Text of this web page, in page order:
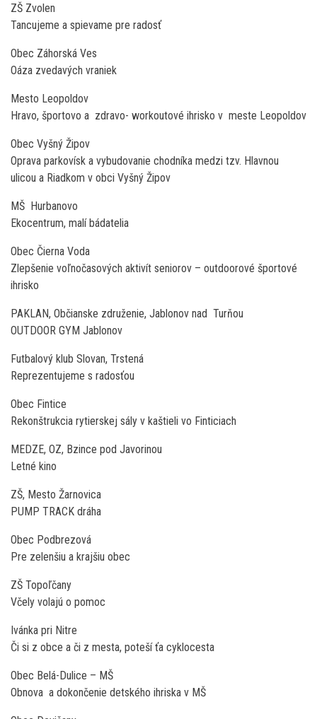
ZŠ Zvolen
Tancujeme a spievame pre radosť
Obec Záhorská Ves
Oáza zvedavých vraniek
Mesto Leopoldov
Hravo, športovo a zdravo- workoutové ihrisko v meste Leopoldov
Obec Vyšný Žipov
Oprava parkovísk a vybudovanie chodníka medzi tzv. Hlavnou
ulicou a Riadkom v obci Vyšný Žipov
MŠ Hurbanovo
Ekocentrum, malí bádatelia
Obec Čierna Voda
Zlepšenie voľnočasových aktivít seniorov – outdoorové športové
ihrisko
PAKLAN, Občianske združenie, Jablonov nad Turňou
OUTDOOR GYM Jablonov
Futbalový klub Slovan, Trstená
Reprezentujeme s radosťou
Obec Fintice
Rekonštrukcia rytierskej sály v kaštieli vo Finticiach
MEDZE, OZ, Bzince pod Javorinou
Letné kino
ZŠ, Mesto Žarnovica
PUMP TRACK dráha
Obec Podbrezová
Pre zelenšiu a krajšiu obec
ZŠ Topoľčany
Včely volajú o pomoc
Ivánka pri Nitre
Či si z obce a či z mesta, poteší ťa cyklocesta
Obec Belá-Dulice – MŠ
Obnova a dokončenie detského ihriska v MŠ